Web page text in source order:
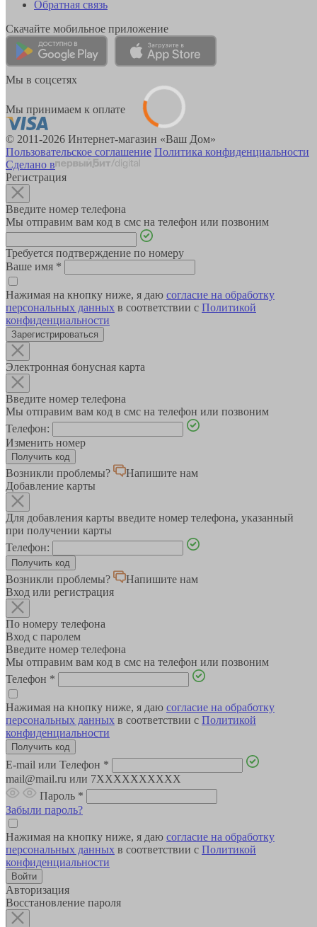
Обратная связь
Скачайте мобильное приложение
Мы в соцсетях
Мы принимаем к оплате
© 2011-2026 Интернет-магазин «Ваш Дом»
Пользовательское соглашение Политика конфиденциальности
Сделано в
Регистрация
Введите номер телефона
Мы отправим вам код в смс на телефон или позвоним
Требуется подтверждение по номеру
Ваше имя *
Нажимая на кнопку ниже, я даю согласие на обработку
персональных данных в соответствии с Политикой
конфиденциальности
Зарегистрироваться
Электронная бонусная карта
Введите номер телефона
Мы отправим вам код в смс на телефон или позвоним
Телефон:
Изменить номер
Возникли проблемы?
Напишите нам
Добавление карты
Для добавления карты введите номер телефона, указанный
при получении карты
Телефон:
Возникли проблемы?
Напишите нам
Вход или регистрация
По номеру телефона
Вход с паролем
Введите номер телефона
Мы отправим вам код в смс на телефон или позвоним
Телефон *
Нажимая на кнопку ниже, я даю согласие на обработку
персональных данных в соответствии с Политикой
конфиденциальности
E-mail или Телефон *
mail@mail.ru или 7XXXXXXXXXX
Пароль *
Забыли пароль?
Нажимая на кнопку ниже, я даю согласие на обработку
персональных данных в соответствии с Политикой
конфиденциальности
Авторизация
Восстановление пароля